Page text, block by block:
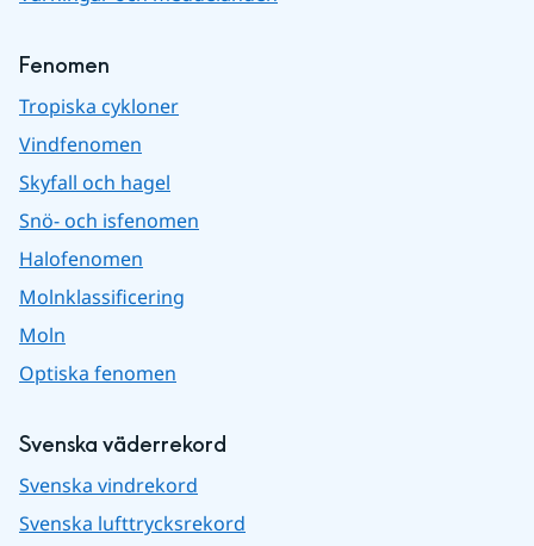
Fenomen
Tropiska cykloner
Vindfenomen
Skyfall och hagel
Snö- och isfenomen
Halofenomen
Molnklassificering
Moln
Optiska fenomen
Svenska väderrekord
Svenska vindrekord
Svenska lufttrycksrekord